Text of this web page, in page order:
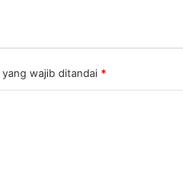
yang wajib ditandai *